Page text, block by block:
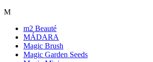
M
m2 Beauté
MÁDARA
Magic Brush
Magic Garden Seeds